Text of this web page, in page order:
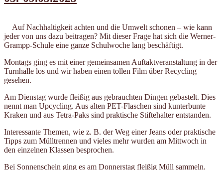
Auf Nachhaltigkeit achten und die Umwelt schonen – wie kann
jeder von uns dazu beitragen? Mit dieser Frage hat sich die Werner-
Grampp-Schule eine ganze Schulwoche lang beschäftigt.
Montags ging es mit einer gemeinsamen Auftaktveranstaltung in der
Turnhalle los und wir haben einen tollen Film über Recycling
gesehen.
Am Dienstag wurde fleißig aus gebrauchten Dingen gebastelt. Dies
nennt man Upcycling. Aus alten PET-Flaschen sind kunterbunte
Kraken und aus Tetra-Paks sind praktische Stiftehalter entstanden.
Interessante Themen, wie z. B. der Weg einer Jeans oder praktische
Tipps zum Mülltrennen und vieles mehr wurden am Mittwoch in
den einzelnen Klassen besprochen.
Bei Sonnenschein ging es am Donnerstag fleißig Müll sammeln.